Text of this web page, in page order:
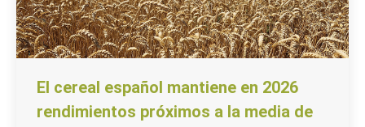
El cereal español mantiene en 2026
rendimientos próximos a la media de